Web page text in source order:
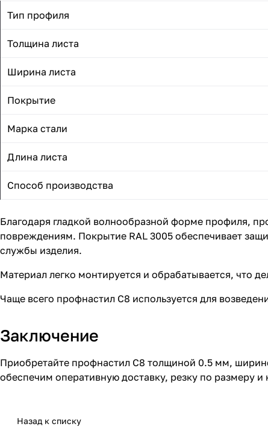
Тип профиля
Толщина листа
Ширина листа
Покрытие
Марка стали
Длина листа
Способ производства
Благодаря гладкой волнообразной форме профиля,
повреждениям. Покрытие RAL 3005 обеспечивает
службы изделия.
Материал легко монтируется и обрабатывается, что
Чаще всего профнастил С8 используется для
Заключение
Приобретайте профнастил С8 толщиной 0.5 мм,
обеспечим оперативную доставку, резку по размеру
Назад к списку